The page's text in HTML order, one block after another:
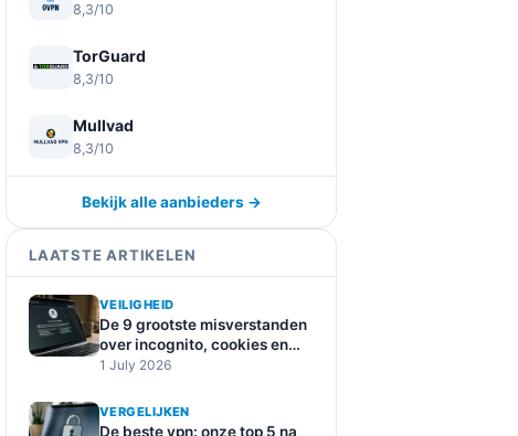
8,3/10
TorGuard
8,3/10
Mullvad
8,3/10
Bekijk alle aanbieders →
LAATSTE ARTIKELEN
VEILIGHEID
De 9 grootste misverstanden
over incognito, cookies en
online tracking
1 July 2026
VERGELIJKEN
De beste vpn: onze top 5 na